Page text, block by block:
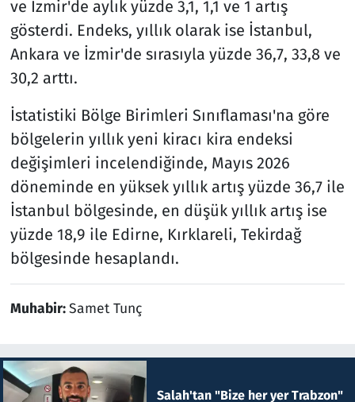
ve İzmir'de aylık yüzde 3,1, 1,1 ve 1 artış
gösterdi. Endeks, yıllık olarak ise İstanbul,
Ankara ve İzmir'de sırasıyla yüzde 36,7, 33,8 ve
30,2 arttı.
İstatistiki Bölge Birimleri Sınıflaması'na göre
bölgelerin yıllık yeni kiracı kira endeksi
değişimleri incelendiğinde, Mayıs 2026
döneminde en yüksek yıllık artış yüzde 36,7 ile
İstanbul bölgesinde, en düşük yıllık artış ise
yüzde 18,9 ile Edirne, Kırklareli, Tekirdağ
bölgesinde hesaplandı.
Muhabir:Samet Tunç
Salah'tan "Bize her yer Trabzon"